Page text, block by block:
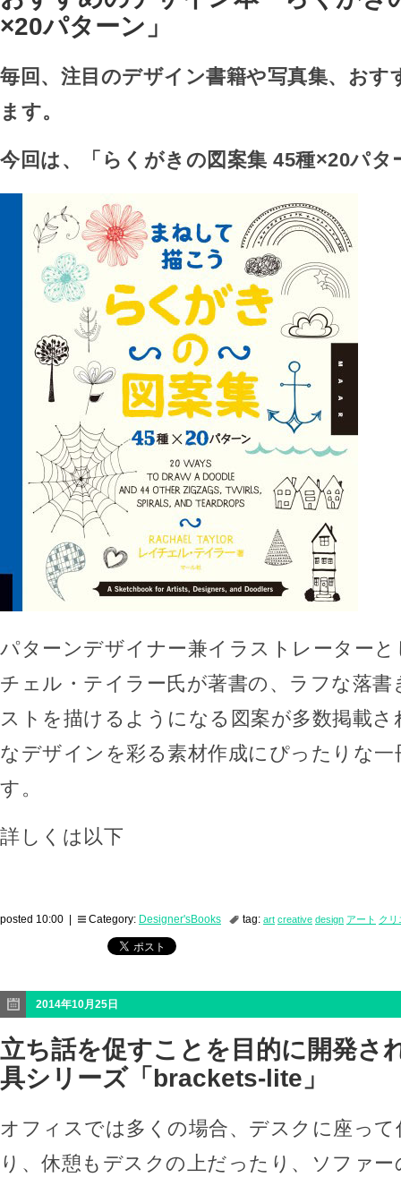
×20パターン」
毎回、注目のデザイン書籍や写真集、おす
ます。
今回は、「らくがきの図案集 45種×20パタ
パターンデザイナー兼イラストレーター
チェル・テイラー氏が著書の、ラフな落
ストを描けるようになる図案が多数掲載
なデザインを彩る素材作成にぴったりな
す。
詳しくは以下
posted 10:00 | Category: Designer'sBooks tag: art creative design アート クリ
2014年10月25日
立ち話を促すことを目的に開発さ
具シリーズ「brackets-lite」
オフィスでは多くの場合、デスクに座っ
り、休憩もデスクの上だったり、ソファ